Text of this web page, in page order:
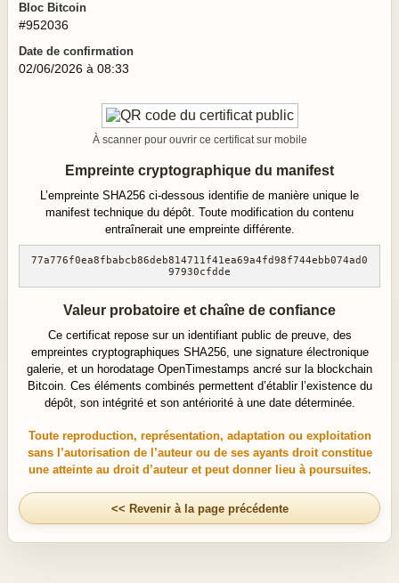
Bloc Bitcoin
#952036
Date de confirmation
02/06/2026 à 08:33
À scanner pour ouvrir ce certificat sur mobile
Empreinte cryptographique du manifest
L’empreinte SHA256 ci-dessous identifie de manière unique le
manifest technique du dépôt. Toute modification du contenu
entraînerait une empreinte différente.
77a776f0ea8fbabcb86deb814711f41ea69a4fd98f744ebb074ad0
97930cfdde
Valeur probatoire et chaîne de confiance
Ce certificat repose sur un identifiant public de preuve, des
empreintes cryptographiques SHA256, une signature électronique
galerie, et un horodatage OpenTimestamps ancré sur la blockchain
Bitcoin. Ces éléments combinés permettent d’établir l’existence du
dépôt, son intégrité et son antériorité à une date déterminée.
Toute reproduction, représentation, adaptation ou exploitation
sans l’autorisation de l’auteur ou de ses ayants droit constitue
une atteinte au droit d’auteur et peut donner lieu à poursuites.
<< Revenir à la page précédente